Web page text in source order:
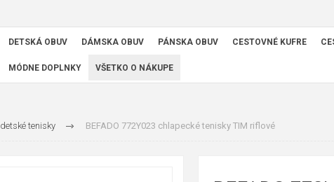
DETSKÁ OBUV DÁMSKA OBUV PÁNSKA OBUV CESTOVNÉ KUFRE
MÓDNE DOPLNKY VŠETKO O NÁKUPE
detské tenisky BEFADO 772Y023 chlapecké tenisky TIM riflové